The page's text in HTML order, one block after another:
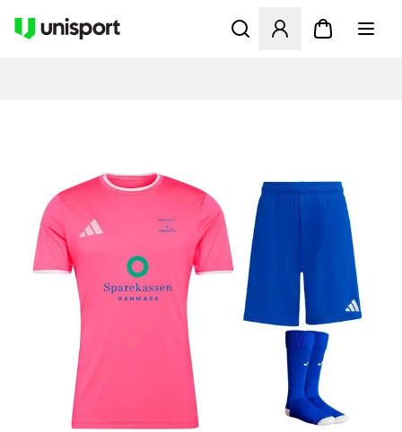
Åbner en Modal til at